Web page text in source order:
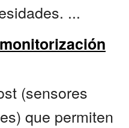
...
(sensores
que permiten